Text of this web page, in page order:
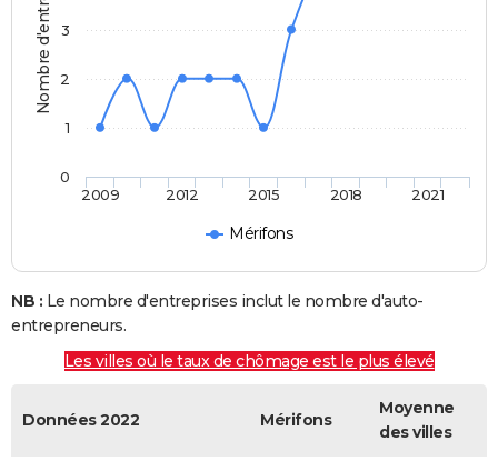
Mérifons
2009 2012 2015 2018 2021
0
1
2
3
NB : Le nombre d'entreprises inclut le nombre d'auto-
entrepreneurs.
Les villes où le taux de chômage est le plus élevé
Données 2022 Mérifons
Moyenne
des villes